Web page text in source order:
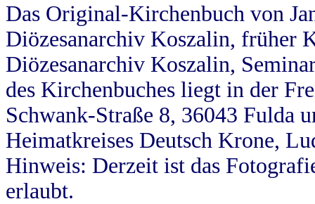
Das Original-Kirchenbuch von
Diözesanarchiv Koszalin, früher
Diözesanarchiv Koszalin,
des Kirchenbuches liegt in der
Schwank-Straße 8, 36043 Fulda
Heimatkreises Deutsch Krone,
Hinweis: Derzeit ist das
erlaubt.